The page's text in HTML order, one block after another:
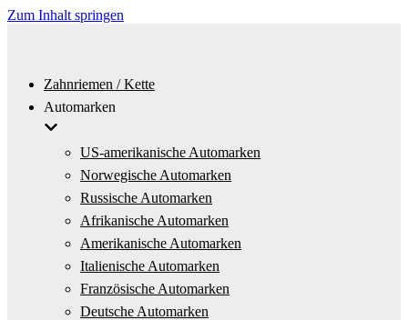
Zum Inhalt springen
Zahnriemen / Kette
Automarken
US-amerikanische Automarken
Norwegische Automarken
Russische Automarken
Afrikanische Automarken
Amerikanische Automarken
Italienische Automarken
Französische Automarken
Deutsche Automarken